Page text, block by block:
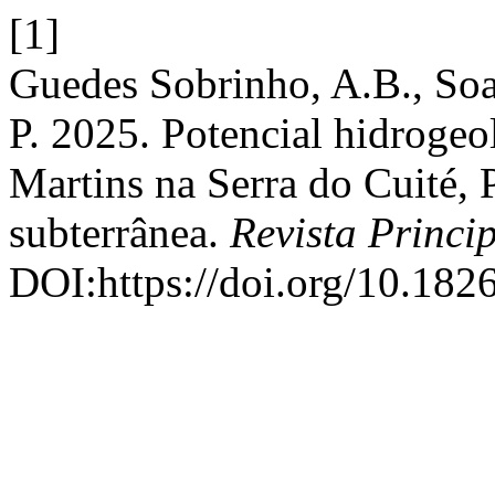
[1]
Guedes Sobrinho, A.B.,
P. 2025. Potencial
Martins na Serra do Cuité,
subterrânea. Revista
DOI:https://doi.org/